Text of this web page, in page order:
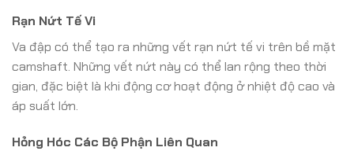
Rạn Nứt Tế Vi
Va đập có thể tạo ra những vết rạn nứt tế vi trên bề mặt
camshaft. Những vết nứt này có thể lan rộng theo thời
gian, đặc biệt là khi động cơ hoạt động ở nhiệt độ cao và
áp suất lớn.
Hỏng Hóc Các Bộ Phận Liên Quan